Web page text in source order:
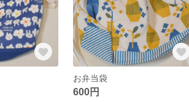
お弁当袋
600円